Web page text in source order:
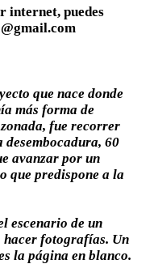
internet, puedes
que nace donde
más forma de
fue recorrer
60
avanzar por un
que predispone a la
escenario de un
hacer fotografías. Un
la página en blanco.